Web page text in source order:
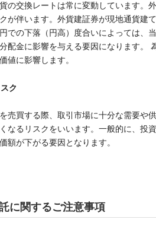
の交換レートは常に変動しています。
が伴います。外貨建証券が現地通貨建
での下落（円高）度合いによっては、
配金に影響を与える要因になります。
値に影響します。
ク
売買する際、取引市場に十分な需要や
なるリスクをいいます。一般的に、投
額が下がる要因となります。
に関するご注意事項